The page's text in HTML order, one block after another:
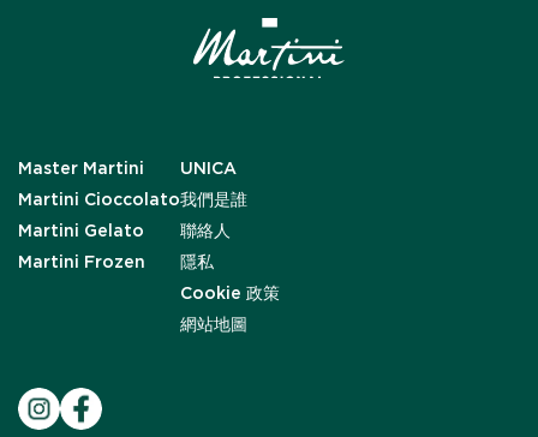
Master Martini
Martini Cioccolato
Martini Gelato
Martini Frozen
UNICA
我們是誰
聯絡人
隱私
Cookie 政策
網站地圖